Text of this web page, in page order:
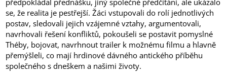
předpokládal přednášku, jiný společné předčítání, ale ukázalo
se, že realita je pestřejší. Žáci vstupovali do rolí jednotlivých
postav, sledovali jejich vzájemné vztahy, argumentovali,
navrhovali řešení konfliktů, pokoušeli se postavit pomyslné
Théby, bojovat, navrhnout trailer k možnému filmu a hlavně
přemýšleli, co mají hrdinové dávného antického příběhu
společného s dneškem a našimi životy.